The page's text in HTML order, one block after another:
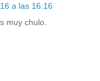
a las 16:16
muy chulo.